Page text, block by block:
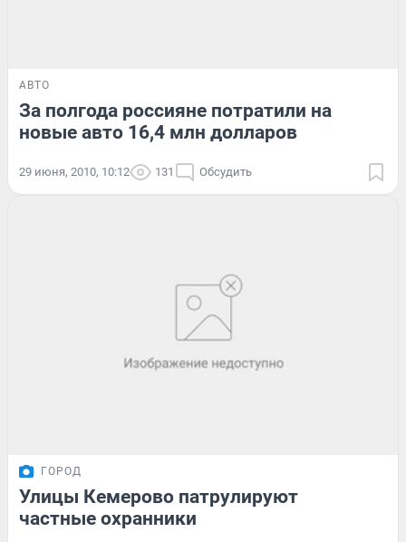
АВТО
За полгода россияне потратили на
новые авто 16,4 млн долларов
29 июня, 2010, 10:12 131 Обсудить
ГОРОД
Улицы Кемерово патрулируют
частные охранники